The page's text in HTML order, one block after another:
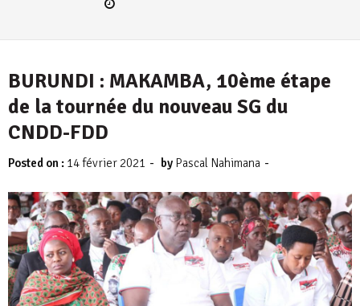
BURUNDI : MAKAMBA, 10ème étape
de la tournée du nouveau SG du
CNDD-FDD
Posted on : 14 février 2021 - by Pascal Nahimana -